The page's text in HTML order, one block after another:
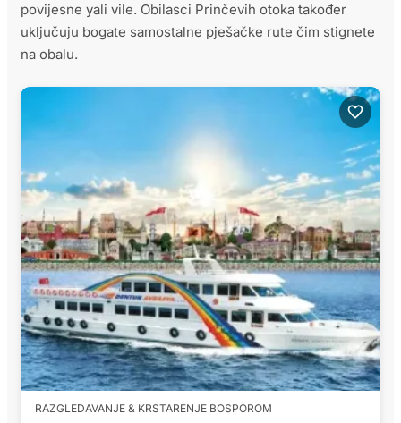
povijesne yali vile. Obilasci Prinčevih otoka također
uključuju bogate samostalne pješačke rute čim stignete
na obalu.
RAZGLEDAVANJE & KRSTARENJE BOSPOROM